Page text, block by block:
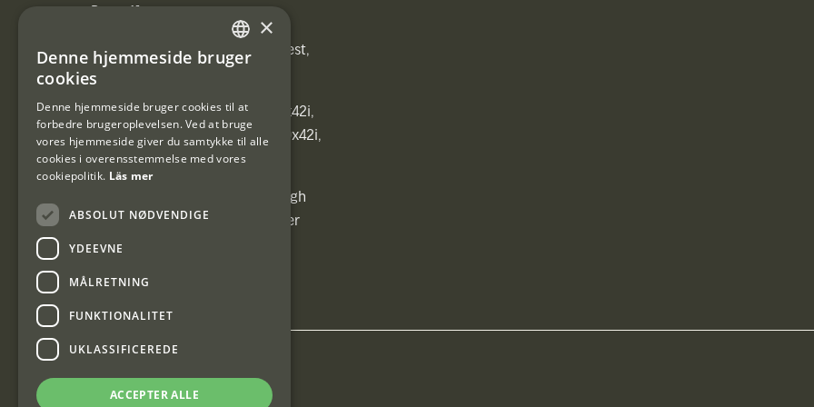
[ih_use_fallback_field(Heated vest,
Heated vest)]
[ih_use_fallback_field(C6 1,7-10x42i,
6ggr förstoringsväxel!, C6 1,7-10x42i,
6ggr förstoringsväxel!)]
[ih_use_fallback_field(Carrier High
Energy Professional 15kg, Carrier
High Energy Professional 15kg)]
SWEDISH
×
Denne hjemmeside bruger
cookies
Denne hjemmeside bruger cookies til at
forbedre brugeroplevelsen. Ved at bruge
vores hjemmeside giver du samtykke til alle
cookies i overensstemmelse med vores
cookiepolitik. Läs mer
ABSOLUT NØDVENDIGE
YDEEVNE
MÅLRETNING
FUNKTIONALITET
UKLASSIFICEREDE
ACCEPTER ALLE